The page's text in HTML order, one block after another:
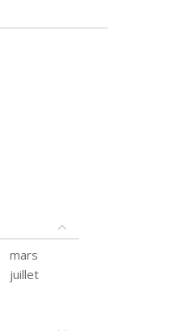
mars
juillet